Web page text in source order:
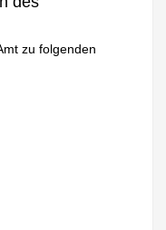
zu folgenden